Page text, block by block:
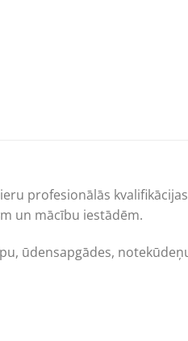
profesionālās
un mācību iestādēm.
ūdensapgādes,